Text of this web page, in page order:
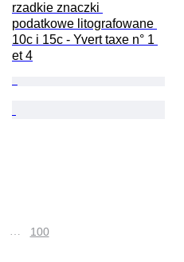
rzadkie znaczki
podatkowe litografowane
10c i 15c - Yvert taxe n° 1
et 4
… 100